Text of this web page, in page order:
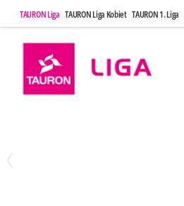
TAURON Liga TAURON Liga Kobiet TAURON 1. Liga